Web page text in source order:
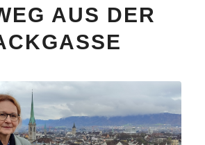
AUS DER